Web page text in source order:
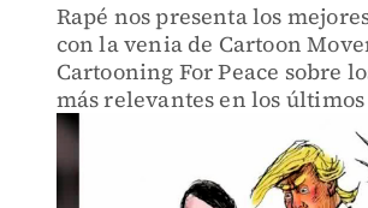
Rapé nos presenta los
con la venia de Cartoon
Cartooning For Peace sobre
más relevantes en los